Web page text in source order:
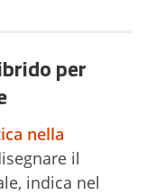
per
nella
il
indica nel